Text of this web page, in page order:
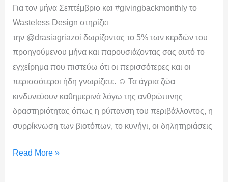
Για τον μήνα Σεπτέμβριο και #givingbackmonthly το
Wasteless Design στηρίζει
την @drasiagriazoi δωρίζοντας το 5% των κερδών του
προηγούμενου μήνα και παρουσιάζοντας σας αυτό το
εγχείρημα που πιστεύω ότι οι περισσότερες και οι
περισσότεροι ήδη γνωρίζετε. ☺️ Τα άγρια ζώα
κινδυνεύουν καθημερινά λόγω της ανθρώπινης
δραστηριότητας όπως η ρύπανση του περιβάλλοντος, η
συρρίκνωση των βιοτόπων, το κυνήγι, οι δηλητηριάσεις
Read More »